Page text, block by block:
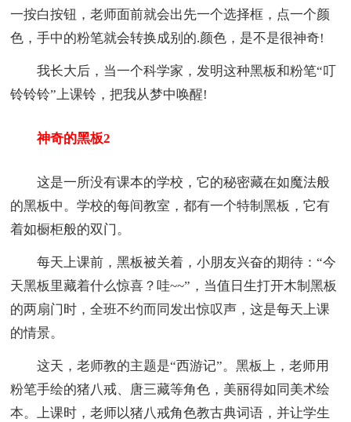
一按白按钮，老师面前就会出先一个选择框，点一个颜
色，手中的粉笔就会转换成别的.颜色，是不是很神奇!
我长大后，当一个科学家，发明这种黑板和粉笔“叮
铃铃铃”上课铃，把我从梦中唤醒!
神奇的黑板2
这是一所没有课本的学校，它的秘密藏在如魔法般
的黑板中。学校的每间教室，都有一个特制黑板，它有
着如橱柜般的双门。
每天上课前，黑板被关着，小朋友兴奋的期待：“今
天黑板里藏着什么惊喜？哇~~”，当值日生打开木制黑板
的两扇门时，全班不约而同发出惊叹声，这是每天上课
的情景。
这天，老师教的主题是“西游记”。黑板上，老师用
粉笔手绘的猪八戒、唐三藏等角色，美丽得如同美术绘
本。上课时，老师以猪八戒角色教古典词语，并让学生